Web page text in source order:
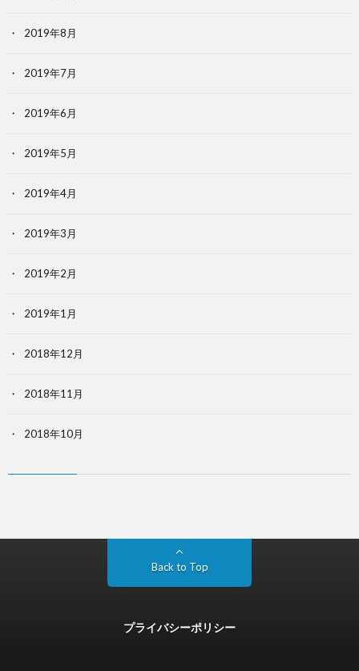
2019年8月
2019年7月
2019年6月
2019年5月
2019年4月
2019年3月
2019年2月
2019年1月
2018年12月
2018年11月
2018年10月
Back to Top
プライバシーポリシー